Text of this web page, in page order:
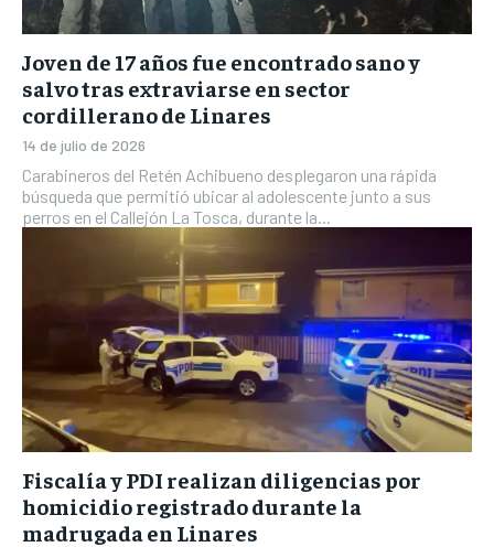
Joven de 17 años fue encontrado sano y
salvo tras extraviarse en sector
cordillerano de Linares
14 de julio de 2026
Carabineros del Retén Achibueno desplegaron una rápida
búsqueda que permitió ubicar al adolescente junto a sus
perros en el Callejón La Tosca, durante la...
Fiscalía y PDI realizan diligencias por
homicidio registrado durante la
madrugada en Linares